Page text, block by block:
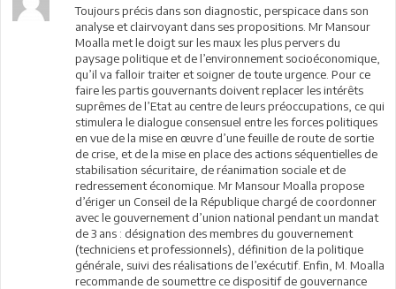
Toujours précis dans son diagnostic, perspicace dans son
analyse et clairvoyant dans ses propositions. Mr Mansour
Moalla met le doigt sur les maux les plus pervers du
paysage politique et de l’environnement socioéconomique,
qu’il va falloir traiter et soigner de toute urgence. Pour ce
faire les partis gouvernants doivent replacer les intérêts
suprêmes de l’Etat au centre de leurs préoccupations, ce qui
stimulera le dialogue consensuel entre les forces politiques
en vue de la mise en œuvre d’une feuille de route de sortie
de crise, et de la mise en place des actions séquentielles de
stabilisation sécuritaire, de réanimation sociale et de
redressement économique. Mr Mansour Moalla propose
d’ériger un Conseil de la République chargé de coordonner
avec le gouvernement d’union national pendant un mandat
de 3 ans : désignation des membres du gouvernement
(techniciens et professionnels), définition de la politique
générale, suivi des réalisations de l’exécutif. Enfin, M. Moalla
recommande de soumettre ce dispositif de gouvernance